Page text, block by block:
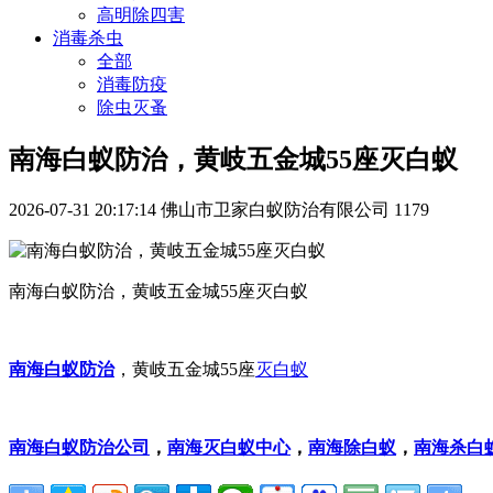
高明除四害
消毒杀虫
全部
消毒防疫
除虫灭蚤
南海白蚁防治，黄岐五金城55座灭白蚁
2026-07-31 20:17:14 佛山市卫家白蚁防治有限公司 1179
南海白蚁防治，黄岐五金城55座灭白蚁
南海白蚁防治，黄岐五金城55座灭白蚁
南海白蚁防治公司 ， 南海灭白蚁中心， 南海除白蚁 ， 南海杀白